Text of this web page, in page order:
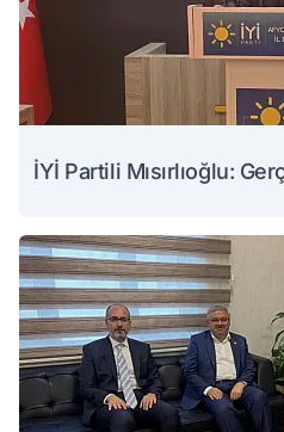
İYİ Partili Mısırlıoğlu: